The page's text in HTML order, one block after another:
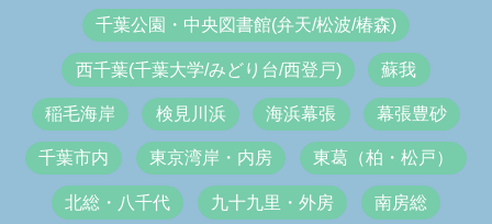
千葉公園・中央図書館(弁天/松波/椿森)
西千葉(千葉大学/みどり台/西登戸) 蘇我
稲毛海岸 検見川浜 海浜幕張 幕張豊砂
千葉市内 東京湾岸・内房 東葛（柏・松戸）
北総・八千代 九十九里・外房 南房総